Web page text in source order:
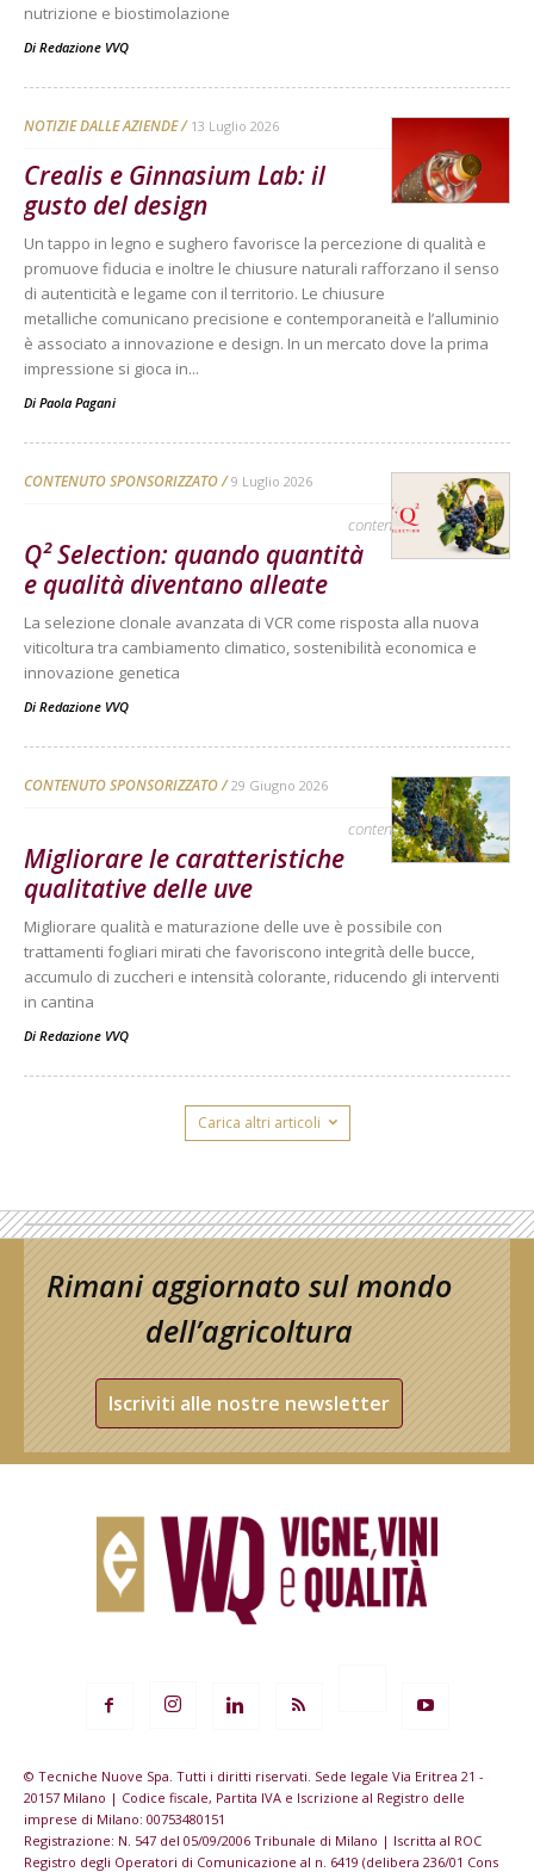
nutrizione e biostimolazione
Di Redazione VVQ
NOTIZIE DALLE AZIENDE 13 Luglio 2026
Crealis e Ginnasium Lab: il
gusto del design
Un tappo in legno e sughero favorisce la percezione di qualità e
promuove fiducia e inoltre le chiusure naturali rafforzano il senso
di autenticità e legame con il territorio. Le chiusure
metalliche comunicano precisione e contemporaneità e l’alluminio
è associato a innovazione e design. In un mercato dove la prima
impressione si gioca in...
Di Paola Pagani
CONTENUTO SPONSORIZZATO 9 Luglio 2026
contenuto sponsorizzato
Q² Selection: quando quantità
e qualità diventano alleate
La selezione clonale avanzata di VCR come risposta alla nuova
viticoltura tra cambiamento climatico, sostenibilità economica e
innovazione genetica
Di Redazione VVQ
CONTENUTO SPONSORIZZATO 29 Giugno 2026
contenuto sponsorizzato
Migliorare le caratteristiche
qualitative delle uve
Migliorare qualità e maturazione delle uve è possibile con
trattamenti fogliari mirati che favoriscono integrità delle bucce,
accumulo di zuccheri e intensità colorante, riducendo gli interventi
in cantina
Di Redazione VVQ
Carica altri articoli
Rimani aggiornato sul mondo
dell’agricoltura
Iscriviti alle nostre newsletter
© Tecniche Nuove Spa. Tutti i diritti riservati. Sede legale Via Eritrea 21 -
20157 Milano | Codice fiscale, Partita IVA e Iscrizione al Registro delle
imprese di Milano: 00753480151
Registrazione: N. 547 del 05/09/2006 Tribunale di Milano | Iscritta al ROC
Registro degli Operatori di Comunicazione al n. 6419 (delibera 236/01 Cons